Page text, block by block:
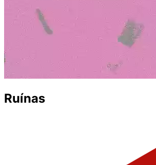
Ruínas